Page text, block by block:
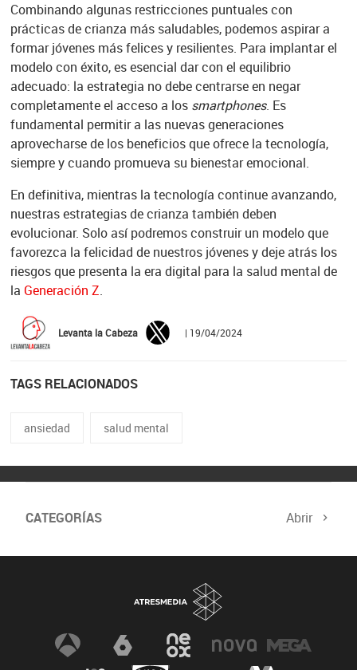
Combinando algunas restricciones puntuales con
prácticas de crianza más saludables, podemos aspirar a
formar jóvenes más felices y resilientes. Para implantar el
modelo con éxito, es esencial dar con el equilibrio
adecuado: la estrategia no debe centrarse en negar
completamente el acceso a los smartphones. Es
fundamental permitir a las nuevas generaciones
aprovecharse de los beneficios que ofrece la tecnología,
siempre y cuando promueva su bienestar emocional.
En definitiva, mientras la tecnología continue avanzando,
nuestras estrategias de crianza también deben
evolucionar. Solo así podremos construir un modelo que
favorezca la felicidad de nuestros jóvenes y deje atrás los
riesgos que presenta la era digital para la salud mental de
la Generación Z.
Levanta la Cabeza | 19/04/2024
TAGS RELACIONADOS
ansiedad salud mental
CATEGORÍAS Abrir
Comité de Expertos Curso verificación digital
Newsletter